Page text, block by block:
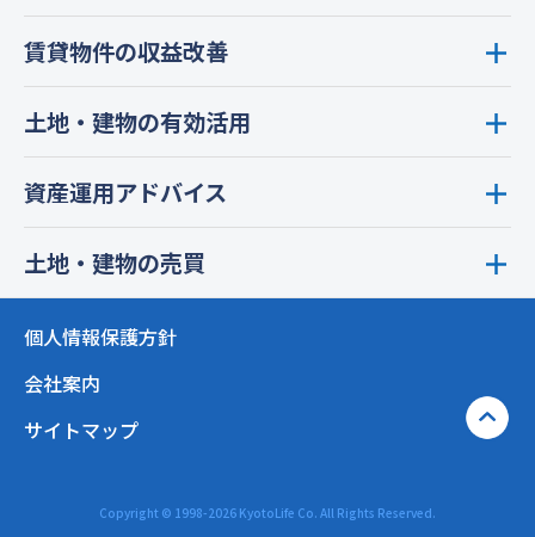
賃貸物件の収益改善
土地・建物の有効活用
資産運用アドバイス
土地・建物の売買
個人情報保護方針
会社案内
サイトマップ
Copyright © 1998-2026 KyotoLife Co. All Rights Reserved.